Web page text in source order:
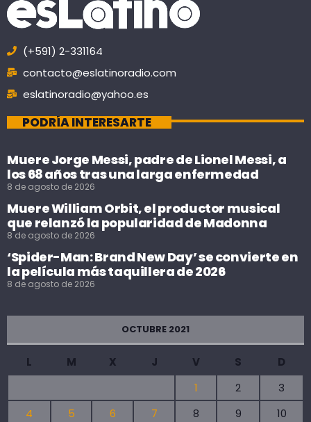
(+591) 2-331164
contacto@eslatinoradio.com
eslatinoradio@yahoo.es
PODRÍA INTERESARTE
Muere Jorge Messi, padre de Lionel Messi, a
los 68 años tras una larga enfermedad
8 de agosto de 2026
Muere William Orbit, el productor musical
que relanzó la popularidad de Madonna
8 de agosto de 2026
‘Spider-Man: Brand New Day’ se convierte en
la película más taquillera de 2026
8 de agosto de 2026
OCTUBRE 2021
L M X J V S
D
1
2
3
4
5 6 7 8 9
10